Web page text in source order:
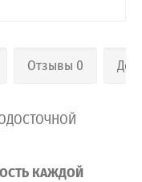
Отзывы 0
КАЖДОЙ